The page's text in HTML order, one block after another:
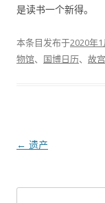
是读书一个新得。
本条目发布于2020年1
物馆、 国博日历、 故
文
← 遗产